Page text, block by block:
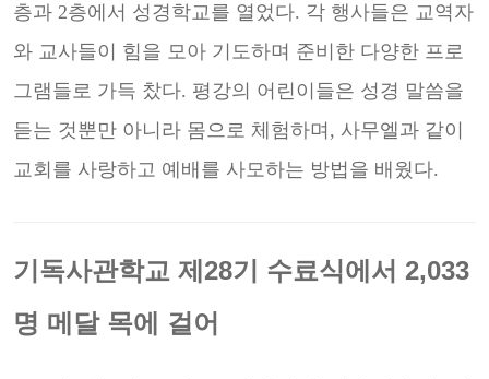
층과 2층에서 성경학교를 열었다. 각 행사들은 교역자
와 교사들이 힘을 모아 기도하며 준비한 다양한 프로
그램들로 가득 찼다. 평강의 어린이들은 성경 말씀을
듣는 것뿐만 아니라 몸으로 체험하며, 사무엘과 같이
교회를 사랑하고 예배를 사모하는 방법을 배웠다.
기독사관학교 제28기 수료식에서 2,033
명 메달 목에 걸어